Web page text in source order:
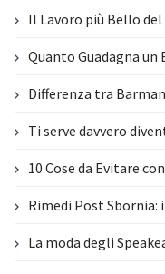
Il Lavoro più Bello
Quanto Guadagna un
Differenza tra
Ti serve davvero
10 Cose da Evitare
Rimedi Post Sbornia:
La moda degli